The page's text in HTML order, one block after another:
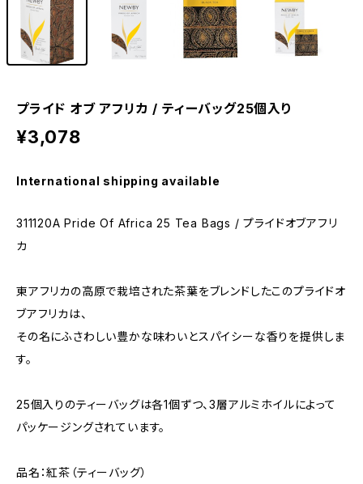
プライド オブ アフリカ / ティーバッグ25個入り
¥3,078
International shipping available
311120A Pride Of Africa 25 Tea Bags / プライドオブアフリ
カ
東アフリカの高原で栽培された茶葉をブレンドしたこのプライドオ
ブアフリカは、
その名にふさわしい豊かな味わいとスパイシーな香りを提供しま
す。
25個入りのティーバッグは各1個ずつ、3層アルミホイルによって
パッケージングされています。
品名：紅茶（ティーバッグ）